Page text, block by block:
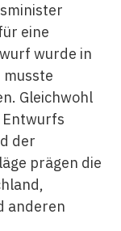
eine
wurde in
Gleichwohl
der
prägen die
anderen